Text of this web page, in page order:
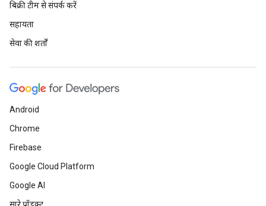
बिक्री टीम से संपर्क करें
सहायता
सेवा की शर्तों
Android
Chrome
Firebase
Google Cloud Platform
Google AI